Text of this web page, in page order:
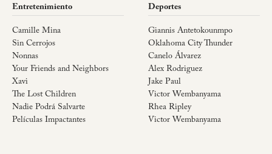
Entretenimiento
Camille Mina
Sin Cerrojos
Nonnas
Your Friends and Neighbors
Xavi
The Lost Children
Nadie Podrá Salvarte
Películas Impactantes
Deportes
Giannis Antetokounmpo
Oklahoma City Thunder
Canelo Álvarez
Alex Rodriguez
Jake Paul
Victor Wembanyama
Rhea Ripley
Victor Wembanyama